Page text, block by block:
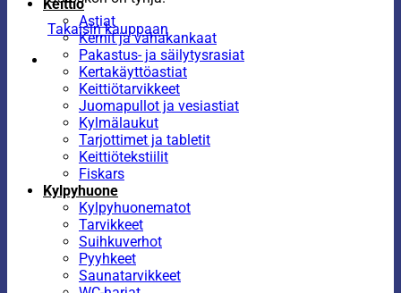
Takaisin kauppaan
Keittiö
Astiat
Kernit ja vahakankaat
Pakastus- ja säilytysrasiat
Kertakäyttöastiat
Keittiötarvikkeet
Juomapullot ja vesiastiat
Kylmälaukut
Tarjottimet ja tabletit
Keittiötekstiilit
Fiskars
Kylpyhuone
Kylpyhuonematot
Tarvikkeet
Suihkuverhot
Pyyhkeet
Saunatarvikkeet